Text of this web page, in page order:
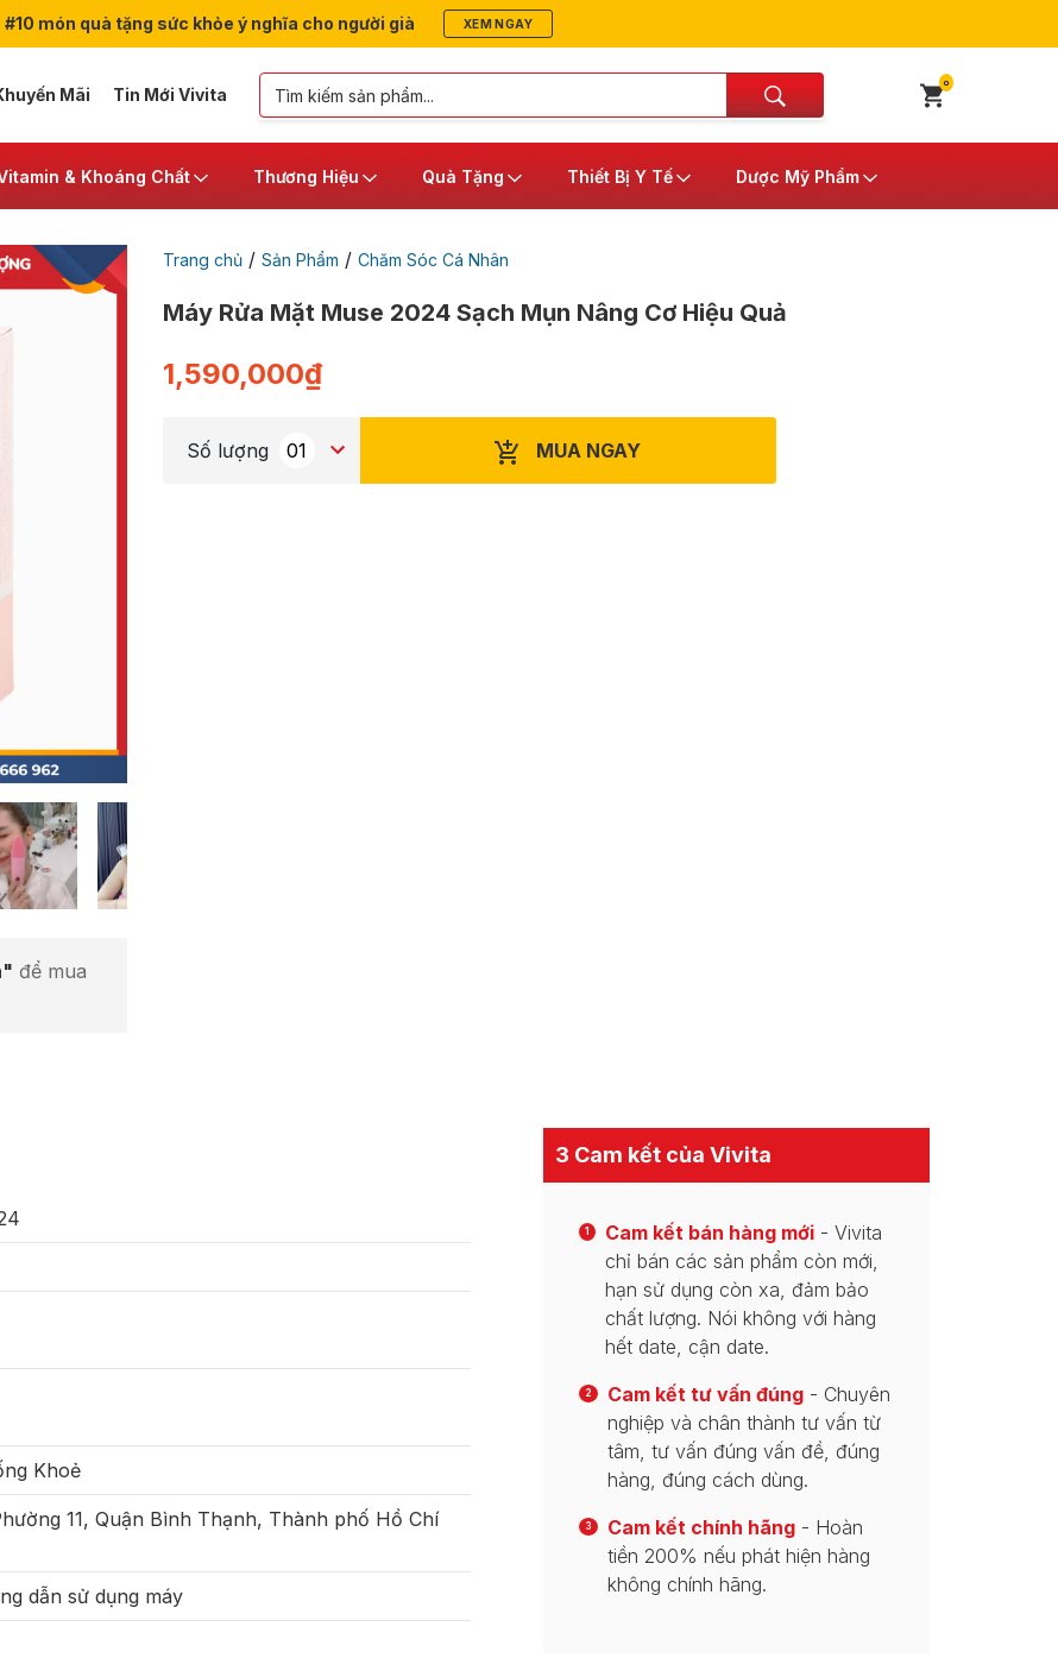
#10 món quà tặng sức khỏe ý nghĩa cho người già XEM NGAY
Mãi Tin Mới Vivita
0
& Khoáng Chất Thương Hiệu Quà Tặng Thiết Bị Y Tế Dược Mỹ Phẩm
để mua
Trang chủ/ Sản Phẩm / Chăm Sóc Cá Nhân
Máy Rửa Mặt Muse 2024 Sạch Mụn Nâng Cơ Hiệu Quả
1,590,000₫
Số lượng MUA NGAY
Khoẻ
11, Quận Bình Thạnh, Thành phố Hồ Chí
dẫn sử dụng máy
3 Cam kết của Vivita
1 Cam kết bán hàng mới - Vivita
chỉ bán các sản phẩm còn mới,
hạn sử dụng còn xa, đảm bảo
chất lượng. Nói không với hàng
hết date, cận date.
2 Cam kết tư vấn đúng - Chuyên
nghiệp và chân thành tư vấn từ
tâm, tư vấn đúng vấn đề, đúng
hàng, đúng cách dùng.
3 Cam kết chính hãng - Hoàn
tiền 200% nếu phát hiện hàng
không chính hãng.